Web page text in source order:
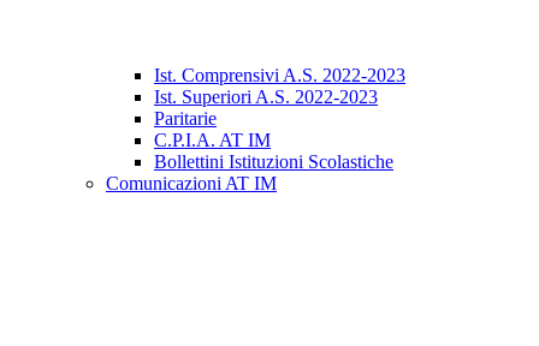
Ist. Comprensivi A.S. 2022-2023
Ist. Superiori A.S. 2022-2023
Paritarie
C.P.I.A. AT IM
Bollettini Istituzioni Scolastiche
Comunicazioni AT IM